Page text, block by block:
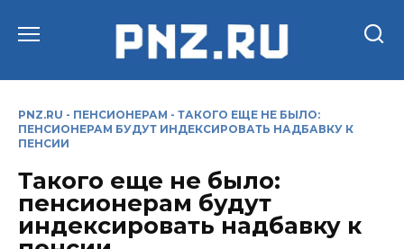
PNZ.RU - ПЕНСИОНЕРАМ - ТАКОГО ЕЩЕ НЕ БЫЛО:
ПЕНСИОНЕРАМ БУДУТ ИНДЕКСИРОВАТЬ НАДБАВКУ К
ПЕНСИИ
Такого еще не было:
пенсионерам будут
индексировать надбавку к